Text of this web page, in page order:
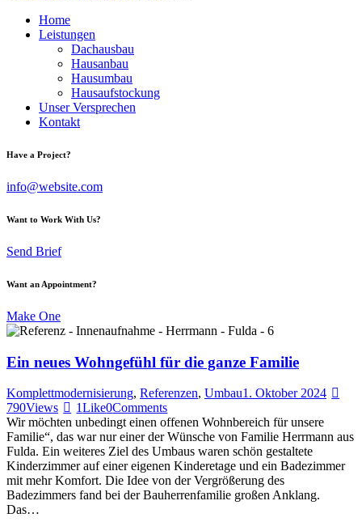
Home
Leistungen
Dachausbau
Hausanbau
Hausumbau
Hausaufstockung
Unser Versprechen
Kontakt
Have a Project?
info@website.com
Want to Work With Us?
Send Brief
Want an Appointment?
Make One
Ein neues Wohngefühl für die ganze Familie
Komplettmodernisierung, Referenzen, Umbau1. Oktober 2024
790Views 1Like0Comments
Wir möchten unbedingt einen offenen Wohnbereich für unsere
Familie“, das war nur einer der Wünsche von Familie Herrmann aus
Fulda. Ein weiteres Ziel des Umbaus waren schön gestaltete
Kinderzimmer auf einer eigenen Kinderetage und ein Badezimmer
mit mehr Komfort. Die Idee von der Vergrößerung des
Badezimmers fand bei der Bauherrenfamilie großen Anklang.
Das…